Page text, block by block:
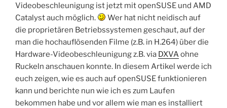
Videobeschleunigung ist jetzt mit openSUSE und AMD
Catalyst auch möglich.
Wer hat nicht neidisch auf
die proprietären Betriebssystemen geschaut, auf der
man die hochauflösenden Filme (z.B. in H.264) über die
Hardware-Videobeschleunigung z.B. via DXVAohne
Ruckeln anschauen konnte. In diesem Artikel werde ich
euch zeigen, wie es auch auf openSUSE funktionieren
kann und berichte nun wie ich es zum Laufen
bekommen habe und vor allem wie man es installiert